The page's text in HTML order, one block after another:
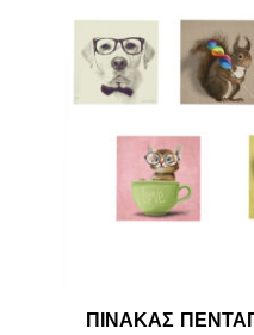
ΠΙΝΑΚΑΣ